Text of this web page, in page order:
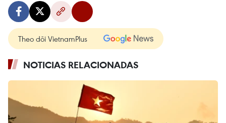
Theo dõi VietnamPlus
NOTICIAS RELACIONADAS